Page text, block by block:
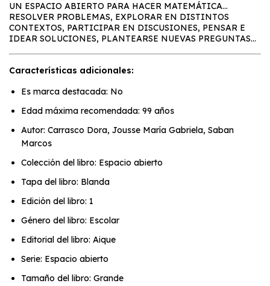
UN ESPACIO ABIERTO PARA HACER MATEMÁTICA…
RESOLVER PROBLEMAS, EXPLORAR EN DISTINTOS
CONTEXTOS, PARTICIPAR EN DISCUSIONES, PENSAR E
IDEAR SOLUCIONES, PLANTEARSE NUEVAS PREGUNTAS…
Características adicionales:
Es marca destacada: No
Edad máxima recomendada: 99 años
Autor: Carrasco Dora, Jousse María Gabriela, Saban
Marcos
Colección del libro: Espacio abierto
Tapa del libro: Blanda
Edición del libro: 1
Género del libro: Escolar
Editorial del libro: Aique
Serie: Espacio abierto
Tamaño del libro: Grande